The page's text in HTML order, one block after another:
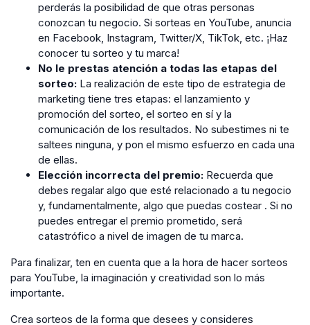
perderás la posibilidad de que otras personas
conozcan tu negocio. Si sorteas en YouTube, anuncia
en Facebook, Instagram, Twitter/X, TikTok, etc. ¡Haz
conocer tu sorteo y tu marca!
No le prestas atención a todas las etapas del
sorteo: La realización de este tipo de estrategia de
marketing tiene tres etapas: el lanzamiento y
promoción del sorteo, el sorteo en sí y la
comunicación de los resultados. No subestimes ni te
saltees ninguna, y pon el mismo esfuerzo en cada una
de ellas.
Elección incorrecta del premio: Recuerda que
debes regalar algo que esté relacionado a tu negocio
y, fundamentalmente, algo que puedas costear . Si no
puedes entregar el premio prometido, será
catastrófico a nivel de imagen de tu marca.
Para finalizar, ten en cuenta que a la hora de hacer sorteos
para YouTube, la imaginación y creatividad son lo más
importante.
Crea sorteos de la forma que desees y consideres